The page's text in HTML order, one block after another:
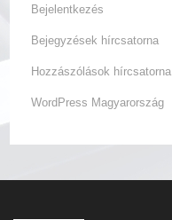
Bejelentkezés
Bejegyzések hírcsatorna
Hozzászólások hírcsatorna
WordPress Magyarország